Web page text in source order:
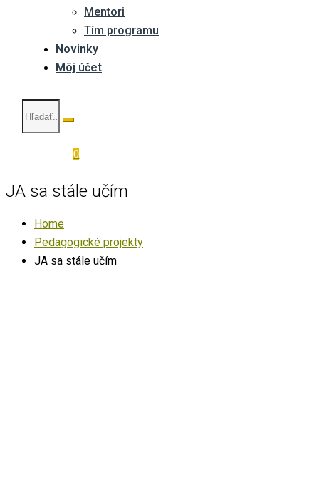
Mentori
Tím programu
Novinky
Môj účet
0
JA sa stále učím
Home
Pedagogické projekty
JA sa stále učím